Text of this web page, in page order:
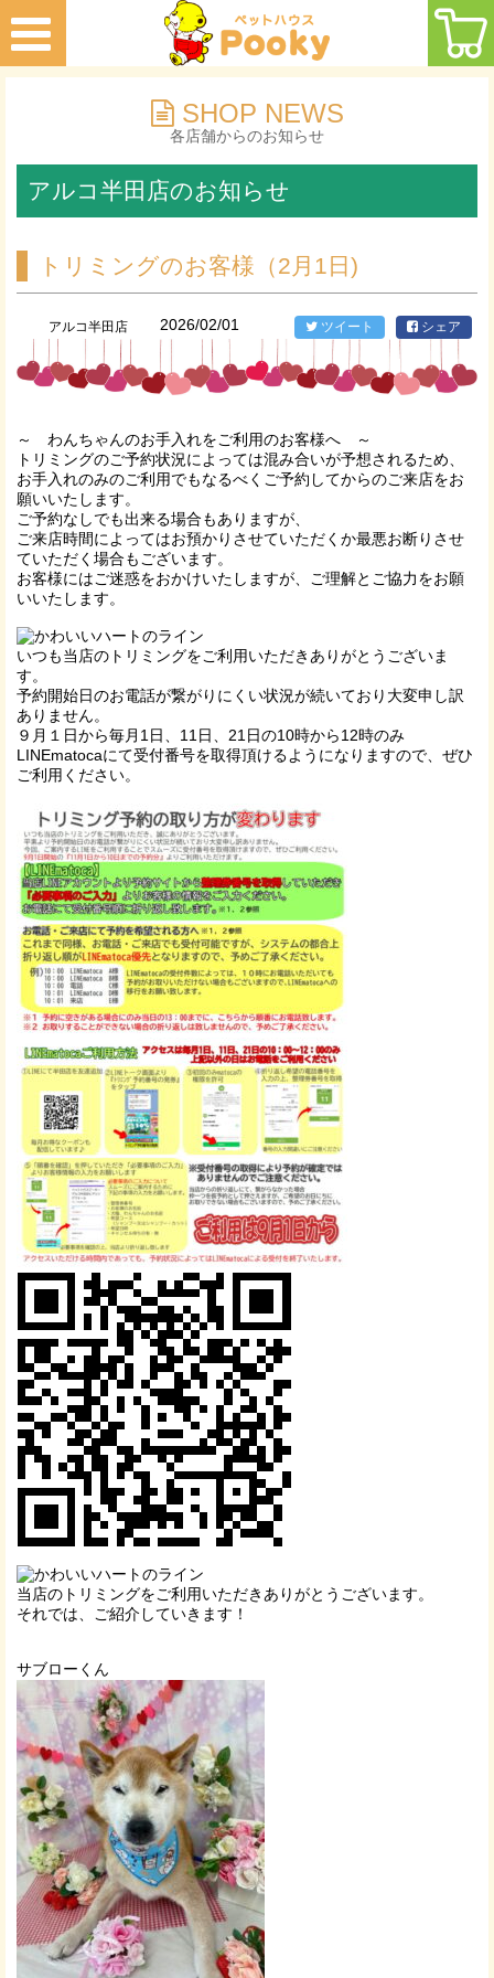
SHOP NEWS
各店舗からのお知らせ
アルコ半田店のお知らせ
トリミングのお客様（2月1日)
アルコ半田店 2026/02/01 ツイート シェア
～ わんちゃんのお手入れをご利用のお客様へ ～
トリミングのご予約状況によっては混み合いが予想されるため、
お手入れのみのご利用でもなるべくご予約してからのご来店をお
願いいたします。
ご予約なしでも出来る場合もありますが、
ご来店時間によってはお預かりさせていただくか最悪お断りさせ
ていただく場合もございます。
お客様にはご迷惑をおかけいたしますが、ご理解とご協力をお願
いいたします。
いつも当店のトリミングをご利用いただきありがとうございま
す。
予約開始日のお電話が繋がりにくい状況が続いており大変申し訳
ありません。
９月１日から毎月1日、11日、21日の10時から12時のみ
LINEmatocaにて受付番号を取得頂けるようになりますので、ぜひ
ご利用ください。
当店のトリミングをご利用いただきありがとうございます。
それでは、ご紹介していきます！
サブローくん